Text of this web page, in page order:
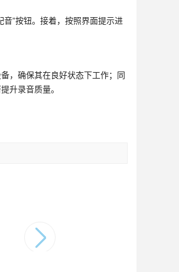
”按钮。接着，按照界面提示进
，确保其在良好状态下工作；同
升录音质量。